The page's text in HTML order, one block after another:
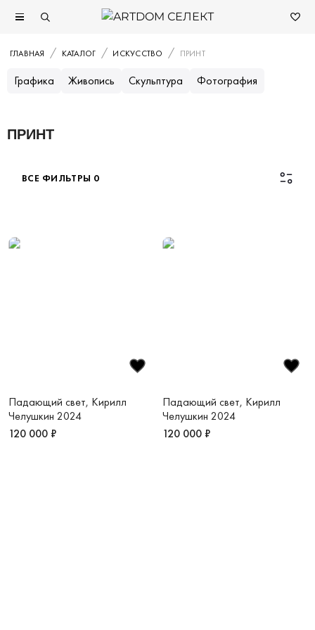
ГЛАВНАЯ КАТАЛОГ ИСКУССТВО ПРИНТ
Графика Живопись Скульптура Фотография
ПРИНТ
ВСЕ ФИЛЬТРЫ 0
Падающий свет, Кирилл
Челушкин 2024
120 000 ₽
Падающий свет, Кирилл
Челушкин 2024
120 000 ₽